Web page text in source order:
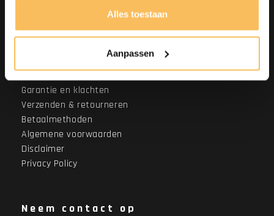
Alles toestaan
Aanpassen
Klantenservice
Garantie en klachten
Verzenden & retourneren
Betaalmethoden
Algemene voorwaarden
Disclaimer
Privacy Policy
Neem contact op